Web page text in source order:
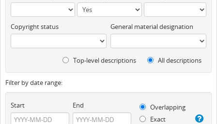
Copyright status General material designation
Top-level descriptions All descriptions
Filter by date range:
Start End
Overlapping
Exact